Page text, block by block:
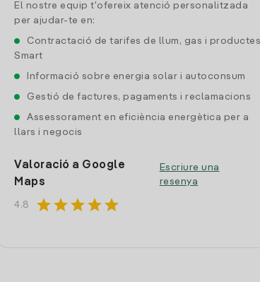
El nostre equip t'ofereix atenció personalitzada
per ajudar-te en:
Contractació de tarifes de llum, gas i productes
Smart
Informació sobre energia solar i autoconsum
Gestió de factures, pagaments i reclamacions
Assessorament en eficiència energètica per a
llars i negocis
Valoració a Google
Maps
4.8 starstarstarstarstar
Escriure una
resenya